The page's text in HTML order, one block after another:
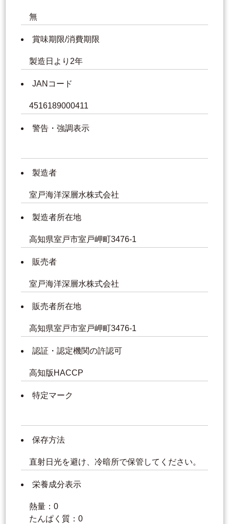
無
賞味期限/消費期限
製造日より2年
JANコード
4516189000411
警告・強調表示
製造者
室戸海洋深層水株式会社
製造者所在地
高知県室戸市室戸岬町3476-1
販売者
室戸海洋深層水株式会社
販売者所在地
高知県室戸市室戸岬町3476-1
認証・認定機関の許認可
高知版HACCP
特定マーク
保存方法
直射日光を避け、冷暗所で保管してください。
栄養成分表示
熱量：0
たんぱく質：0